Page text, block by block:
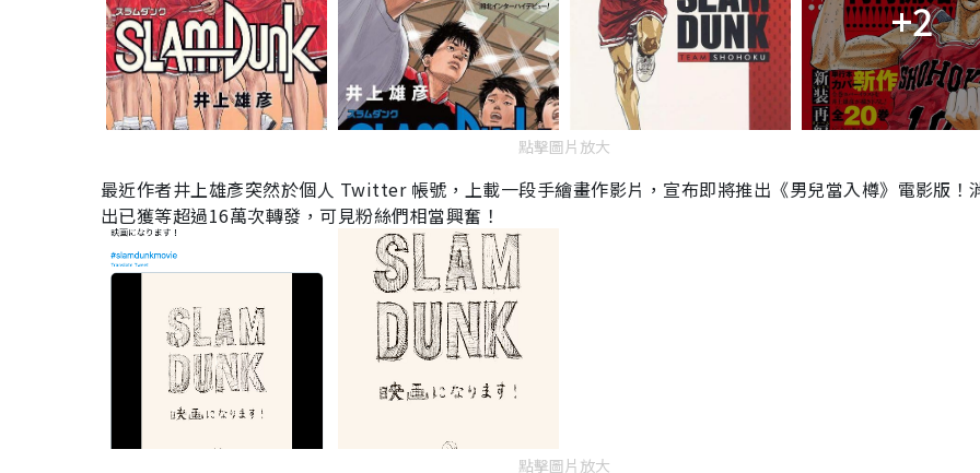
+2
點擊圖片放大
最近作者井上雄彥突然於個人 Twitter 帳號，上載一段手繪畫作影片，宣布即將推出《男兒當入樽》電影版！
出已獲等超過16萬次轉發，可見粉絲們相當興奮！
點擊圖片放大